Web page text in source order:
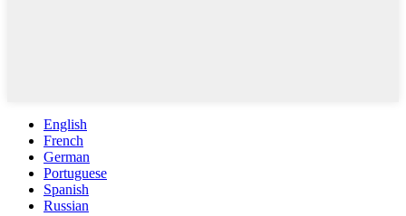
English
French
German
Portuguese
Spanish
Russian